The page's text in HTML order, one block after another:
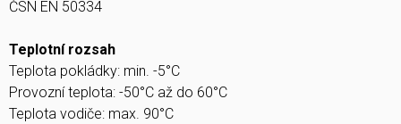
ČSN EN 50334
Teplotní rozsah
Teplota pokládky: min. -5°C
Provozní teplota: -50°C až do 60°C
Teplota vodiče: max. 90°C